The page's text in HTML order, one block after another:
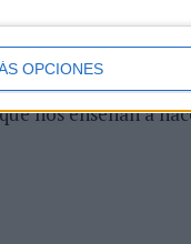
OPCIONES
Aunque un
-de Letras- que se
con palabras.
de Madison
nos enseñan a